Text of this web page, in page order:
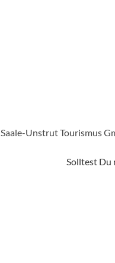
Saale-Unstrut Tourismus
Solltest Du